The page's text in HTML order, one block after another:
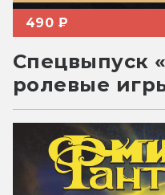
490 ₽
Спецвыпуск
ролевые